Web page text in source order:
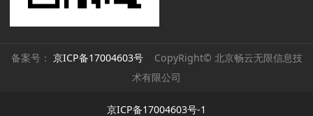
备案号： 京ICP备17004603号CopyRight© 北京畅云无限信息技
术有限公司
京ICP备17004603号-1